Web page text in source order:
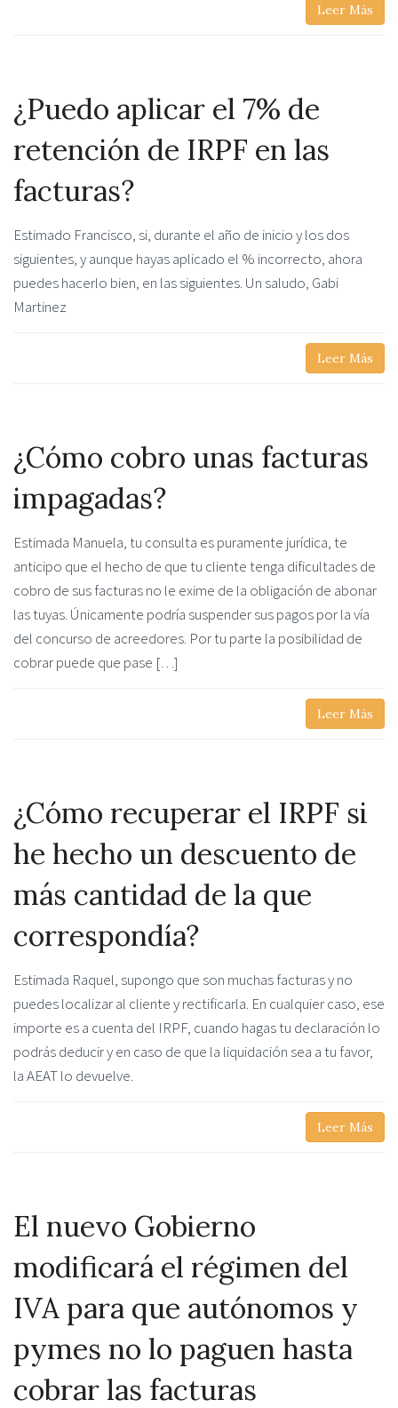
Leer Más
¿Puedo aplicar el 7% de
retención de IRPF en las
facturas?
Estimado Francisco, si, durante el año de inicio y los dos
siguientes, y aunque hayas aplicado el % incorrecto, ahora
puedes hacerlo bien, en las siguientes. Un saludo, Gabi
Martinez
Leer Más
¿Cómo cobro unas facturas
impagadas?
Estimada Manuela, tu consulta es puramente jurídica, te
anticipo que el hecho de que tu cliente tenga dificultades de
cobro de sus facturas no le exime de la obligación de abonar
las tuyas. Únicamente podría suspender sus pagos por la vía
del concurso de acreedores. Por tu parte la posibilidad de
cobrar puede que pase […]
Leer Más
¿Cómo recuperar el IRPF si
he hecho un descuento de
más cantidad de la que
correspondía?
Estimada Raquel, supongo que son muchas facturas y no
puedes localizar al cliente y rectificarla. En cualquier caso, ese
importe es a cuenta del IRPF, cuando hagas tu declaración lo
podrás deducir y en caso de que la liquidación sea a tu favor,
la AEAT lo devuelve.
Leer Más
El nuevo Gobierno
modificará el régimen del
IVA para que autónomos y
pymes no lo paguen hasta
cobrar las facturas